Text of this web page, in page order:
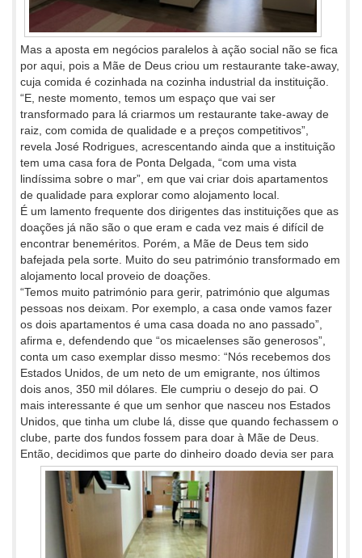
Mas a aposta em negócios paralelos à ação social não se fica
por aqui, pois a Mãe de Deus criou um restaurante take-away,
cuja comida é cozinhada na cozinha industrial da instituição.
“E, neste momento, temos um espaço que vai ser
transformado para lá criarmos um restaurante take-away de
raiz, com comida de qualidade e a preços competitivos”,
revela José Rodrigues, acrescentando ainda que a instituição
tem uma casa fora de Ponta Delgada, “com uma vista
lindíssima sobre o mar”, em que vai criar dois apartamentos
de qualidade para explorar como alojamento local.
É um lamento frequente dos dirigentes das instituições que as
doações já não são o que eram e cada vez mais é difícil de
encontrar beneméritos. Porém, a Mãe de Deus tem sido
bafejada pela sorte. Muito do seu património transformado em
alojamento local proveio de doações.
“Temos muito património para gerir, património que algumas
pessoas nos deixam. Por exemplo, a casa onde vamos fazer
os dois apartamentos é uma casa doada no ano passado”,
afirma e, defendendo que “os micaelenses são generosos”,
conta um caso exemplar disso mesmo: “Nós recebemos dos
Estados Unidos, de um neto de um emigrante, nos últimos
dois anos, 350 mil dólares. Ele cumpriu o desejo do pai. O
mais interessante é que um senhor que nasceu nos Estados
Unidos, que tinha um clube lá, disse que quando fechassem o
clube, parte dos fundos fossem para doar à Mãe de Deus.
Então, decidimos que parte do dinheiro doado devia ser para